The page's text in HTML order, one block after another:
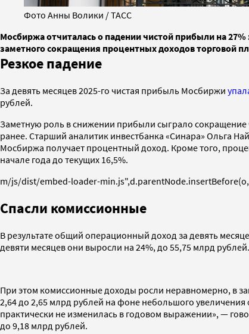
Фото Анны Волики / ТАСС
Мосбиржа отчиталась о падении чистой прибыли на
заметного сокращения процентных доходов торговой
Резкое падение
За девять месяцев 2025-го чистая прибыль Мосбиржи
рублей.
Заметную роль в снижении прибыли сыграло сокращение
ранее. Старший аналитик инвестбанка «Синара» Ольга
Мосбиржа получает процентный доход. Кроме того,
начале года до текущих 16,5%.
m/js/dist/embed-loader-
Спасли комиссионные
В результате общий операционный доход за девять
девяти месяцев они выросли на 24%, до 55,75 млрд
При этом комиссионные доходы росли неравномерно, в
2,64 до 2,65 млрд рублей на фоне небольшого
практически не изменилась в годовом выражении», —
до 9,18 млрд рублей.